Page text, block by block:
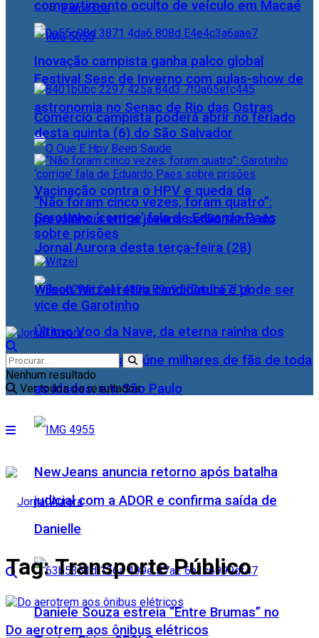
Famosos
Festival Sesc de Inverno com aulas-show de
astronomia no Senac de Rio das Ostras
Vacinação contra o HPV e queda da
prevalência entre jovens serão tema do
Jornal Aurora desta terça-feira (28)
Último Voo da Nave, da eterna rainha dos
Baixinhos, Xuxa reúne milhares de fãs de toda
as idades, em São Paulo
NewJeans anuncia retorno após batalha
judicial com a ADOR e confirma saída de
Danielle
Daniele Souza estreia “Entre Brumas” no
compartimento oculto de veículo em Macaé
Inovação campista ganha palco global
Comércio campista poderá abrir no feriado
desta quinta (6) do São Salvador
“Não foram cinco vezes, foram quatro”:
Garotinho ‘corrige’ fala de Eduardo Paes
sobre prisões
Wilson Witzel retira candidatura e pode ser
vice de Garotinho
Nenhum resultado
Ver todos os resultados
Tag:Transporte Público
Do aerotrem aos ônibus elétricos